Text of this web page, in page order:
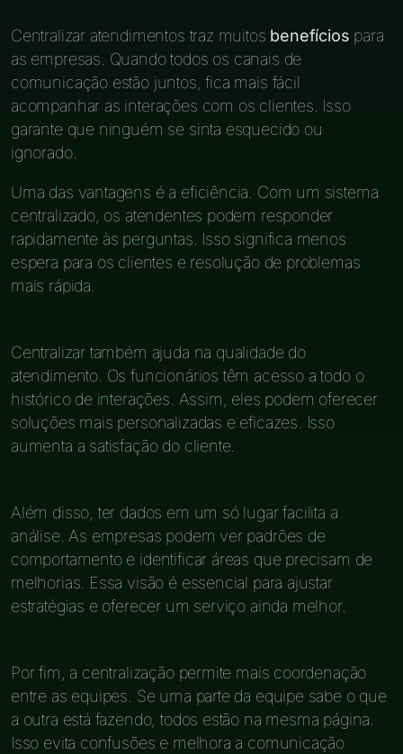
Centralizar atendimentos traz muitos benefícios para
as empresas. Quando todos os canais de
comunicação estão juntos, fica mais fácil
acompanhar as interações com os clientes. Isso
garante que ninguém se sinta esquecido ou
ignorado.
Uma das vantagens é a eficiência. Com um sistema
centralizado, os atendentes podem responder
rapidamente às perguntas. Isso significa menos
espera para os clientes e resolução de problemas
mais rápida.
Centralizar também ajuda na qualidade do
atendimento. Os funcionários têm acesso a todo o
histórico de interações. Assim, eles podem oferecer
soluções mais personalizadas e eficazes. Isso
aumenta a satisfação do cliente.
Além disso, ter dados em um só lugar facilita a
análise. As empresas podem ver padrões de
comportamento e identificar áreas que precisam de
melhorias. Essa visão é essencial para ajustar
estratégias e oferecer um serviço ainda melhor.
Por fim, a centralização permite mais coordenação
entre as equipes. Se uma parte da equipe sabe o que
a outra está fazendo, todos estão na mesma página.
Isso evita confusões e melhora a comunicação